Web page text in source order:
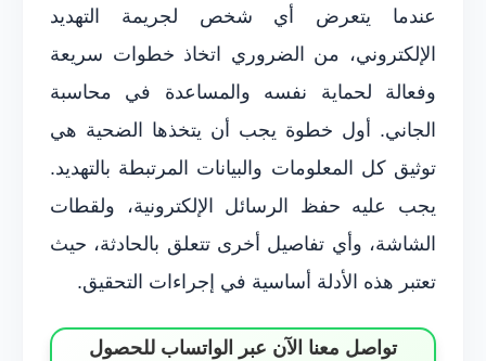
عندما يتعرض أي شخص لجريمة التهديد
الإلكتروني، من الضروري اتخاذ خطوات سريعة
وفعالة لحماية نفسه والمساعدة في محاسبة
الجاني. أول خطوة يجب أن يتخذها الضحية هي
توثيق كل المعلومات والبيانات المرتبطة بالتهديد.
يجب عليه حفظ الرسائل الإلكترونية، ولقطات
الشاشة، وأي تفاصيل أخرى تتعلق بالحادثة، حيث
تعتبر هذه الأدلة أساسية في إجراءات التحقيق.
تواصل معنا الآن عبر الواتساب للحصول